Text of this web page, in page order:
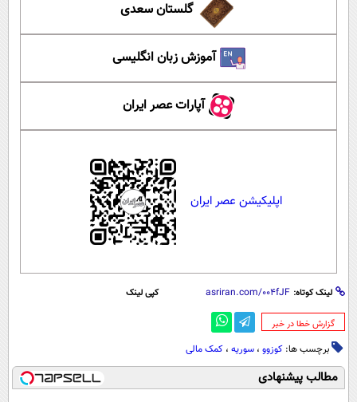
گلستان سعدی
آموزش زبان انگلیسی
آپارات عصر ایران
اپلیکیشن عصر ایران
لینک کوتاه: کپی لینک
‌گزارش خطا در خبر
برچسب ها: کوزوو ، سوریه ، کمک مالی
مطالب پیشنهادی